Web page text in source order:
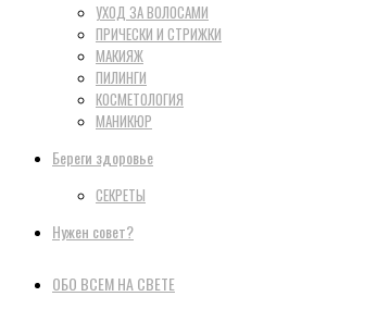
УХОД ЗА ВОЛОСАМИ
ПРИЧЕСКИ И СТРИЖКИ
МАКИЯЖ
ПИЛИНГИ
КОСМЕТОЛОГИЯ
МАНИКЮР
Береги здоровье
СЕКРЕТЫ
Нужен совет?
ОБО ВСЕМ НА СВЕТЕ